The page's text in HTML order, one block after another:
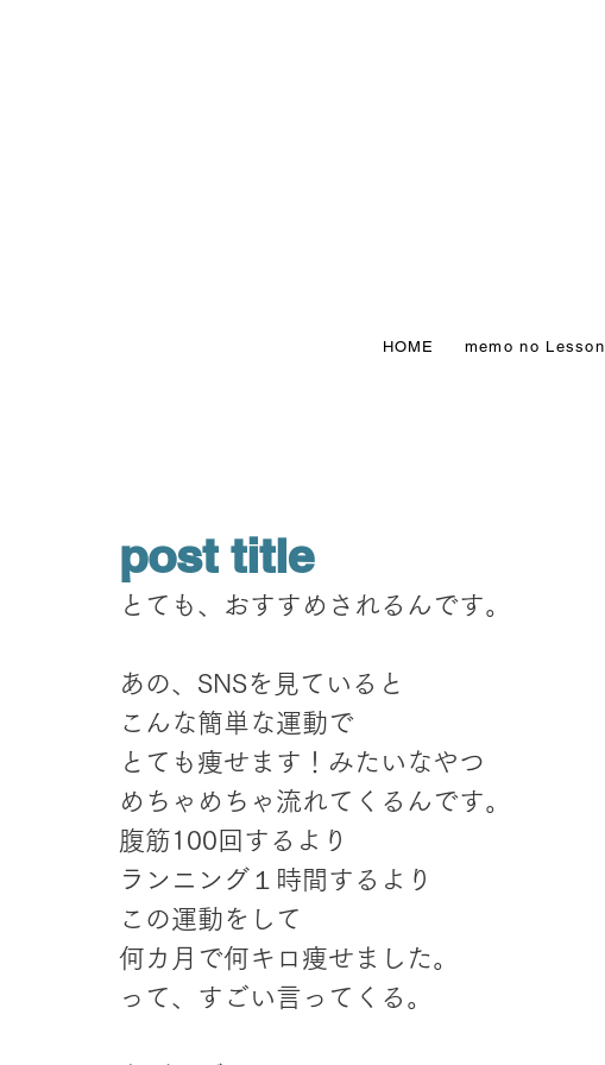
HOME memo no Lesson
post title
とても、おすすめされるんです。
あの、SNSを見ていると
こんな簡単な運動で
とても痩せます！みたいなやつ
めちゃめちゃ流れてくるんです。
腹筋100回するより
ランニング１時間するより
この運動をして
何カ月で何キロ痩せました。
って、すごい言ってくる。